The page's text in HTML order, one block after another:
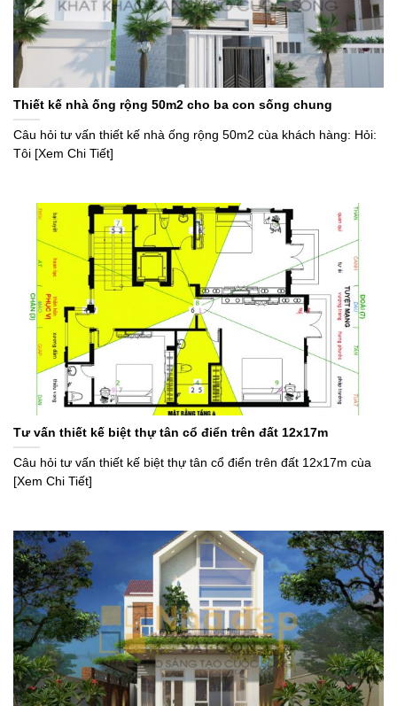
Thiết kế nhà ống rộng 50m2 cho ba con sống chung
Câu hỏi tư vấn thiết kế nhà ống rộng 50m2 cùa khách hàng: Hỏi:
Tôi [Xem Chi Tiết]
Tư vấn thiết kế biệt thự tân cổ điển trên đất 12x17m
Câu hỏi tư vấn thiết kế biệt thự tân cổ điển trên đất 12x17m cùa
[Xem Chi Tiết]